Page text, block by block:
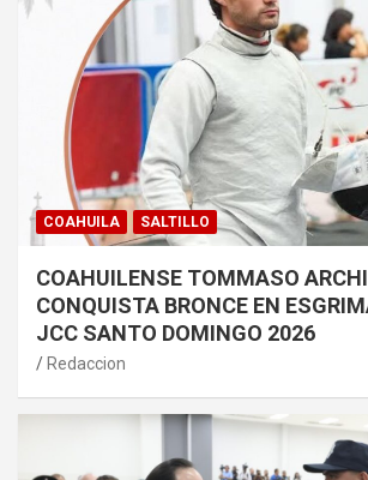
COAHUILA SALTILLO
COAHUILENSE TOMMASO
CONQUISTA BRONCE EN
JCC SANTO DOMINGO 2026
Redaccion